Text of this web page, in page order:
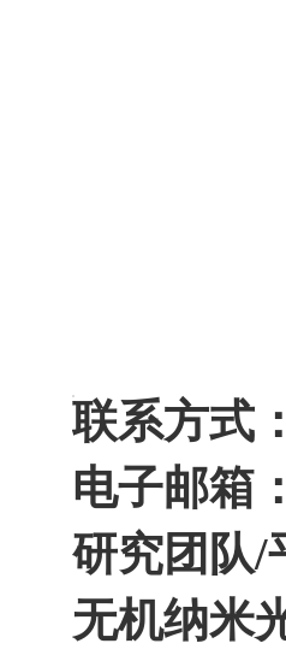
联系方式：
电子邮箱：
研究团队/
无机纳米